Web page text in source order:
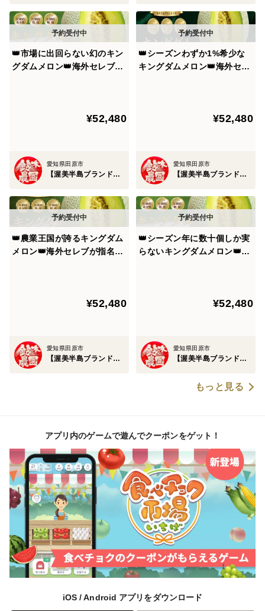
れたブランド作物は全国だけでなく、世界へと羽ばたい
ています。
では一体なぜここまで潮風ミネラルトマトは多くの人を
🍅渥美半島ブランドのヒミツ①🍅～日本トップクラスの
愛知県の渥美半島はの気候は黒潮の影響で年間を通じて
温暖な気候であり、日照時間・快晴日数は全国トップク
ラスを誇るほど農業に適した比類なき境地。
作物の糖度を大きく左右する太陽の恵みを最大限享受
たらもう戻れないやみつき必至の食を堪能できます。
ら更にギリギリまで樹上で成熟させる完熟製法～
一般的ですが、この渥美半島ブランドはそこから更にギ
なので、渥美半島ブランドからみれば、一般市場に出回
る作物はまだまだ若い作物。
収穫タイミングが来ても、そこから更にもうひと押し、
ふた押し成熟させていくので、渥美半島ブランドが誇る
マスクメロンやサンドバルトマトは
ガツンと脳内までダイレクトに響く味わいを誇り、一度
食べたら忘れられない体験をもたらしてくれます。
🍅渥美半島ブランドのヒミツ③🍅～【海外セレブ御用
👑市場に出回らない幻のキン
グダムメロン👑海外セレブが
ト】【2027年7月中旬予約】
¥52,480
愛知県田原市
【渥美半島ブランド】鈴木農園
👑シーズンわずか1%希少な
キングダムメロン👑海外セレ
【お中元ギフト】【2027年7
¥52,480
愛知県田原市
【渥美半島ブランド】鈴木農園
👑農業王国が誇るキングダム
メロン👑海外セレブが指名し
ギフト】【2027年7月中旬予
¥52,480
愛知県田原市
【渥美半島ブランド】鈴木農園
👑シーズン年に数十個しか実
らないキングダムメロン👑海
答用・お中元ギフト】【2027
¥52,480
愛知県田原市
【渥美半島ブランド】鈴木農園
もっと見る
アプリ内のゲームで遊んでクーポンをゲット！
iOS / Android アプリをダウンロード